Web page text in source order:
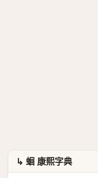
↳ 蛔 康熙字典